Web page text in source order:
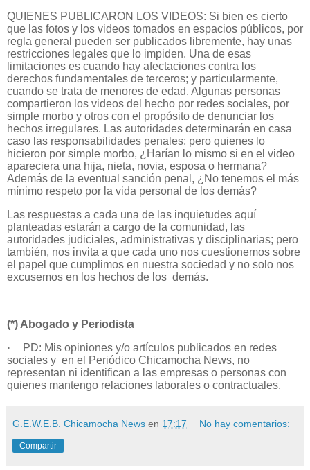
QUIENES PUBLICARON LOS VIDEOS: Si bien es cierto
que las fotos y los videos tomados en espacios públicos, por
regla general pueden ser publicados libremente, hay unas
restricciones legales que lo impiden. Una de esas
limitaciones es cuando hay afectaciones contra los
derechos fundamentales de terceros; y particularmente,
cuando se trata de menores de edad. Algunas personas
compartieron los videos del hecho por redes sociales, por
simple morbo y otros con el propósito de denunciar los
hechos irregulares. Las autoridades determinarán en casa
caso las responsabilidades penales; pero quienes lo
hicieron por simple morbo, ¿Harían lo mismo si en el video
apareciera una hija, nieta, novia, esposa o hermana?
Además de la eventual sanción penal, ¿No tenemos el más
mínimo respeto por la vida personal de los demás?
Las respuestas a cada una de las inquietudes aquí
planteadas estarán a cargo de la comunidad, las
autoridades judiciales, administrativas y disciplinarias; pero
también, nos invita a que cada uno nos cuestionemos sobre
el papel que cumplimos en nuestra sociedad y no solo nos
excusemos en los hechos de los demás.
(*) Abogado y Periodista
·
PD: Mis opiniones y/o artículos publicados en redes
sociales y en el Periódico Chicamocha News, no
representan ni identifican a las empresas o personas con
quienes mantengo relaciones laborales o contractuales.
G.E.W.E.B. Chicamocha News en 17:17 No hay comentarios:
Compartir